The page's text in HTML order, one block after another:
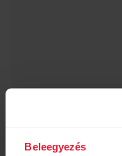
Beleegyezés